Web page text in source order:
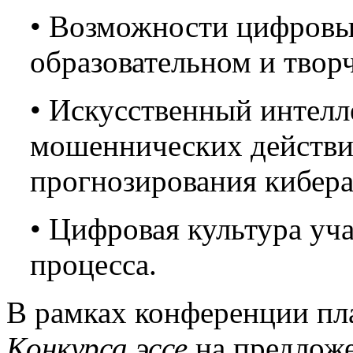
• Возможности
образовательном и
• Искусственный
мошеннических
прогнозирования
• Цифровая культура
процесса.
В рамках конференции